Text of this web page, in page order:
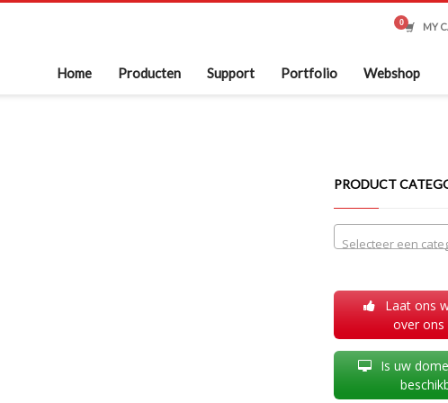
MY
Home Producten Support Portfolio Webshop
PRODUCT
Selecteer een
Laat ons
over ons
Is uw